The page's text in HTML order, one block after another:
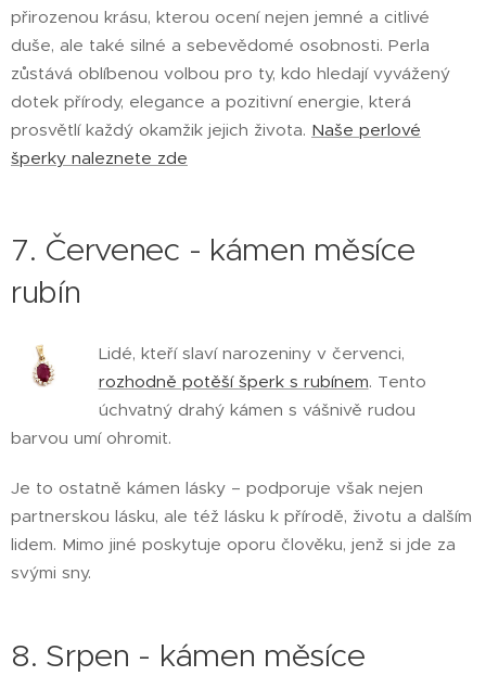
přirozenou krásu, kterou ocení nejen jemné a citlivé
duše, ale také silné a sebevědomé osobnosti. Perla
zůstává oblíbenou volbou pro ty, kdo hledají vyvážený
dotek přírody, elegance a pozitivní energie, která
prosvětlí každý okamžik jejich života. Naše perlové
šperky naleznete zde
7. Červenec - kámen měsíce
rubín
Lidé, kteří slaví narozeniny v červenci,
rozhodně potěší šperk s rubínem. Tento
úchvatný drahý kámen s vášnivě rudou
barvou umí ohromit.
Je to ostatně kámen lásky – podporuje však nejen
partnerskou lásku, ale též lásku k přírodě, životu a dalším
lidem. Mimo jiné poskytuje oporu člověku, jenž si jde za
svými sny.
8. Srpen - kámen měsíce